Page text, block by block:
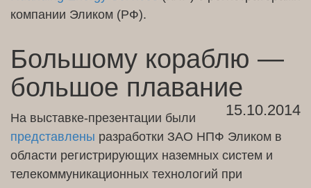
компании Эликом (РФ).
Большому кораблю —
большое плавание
15.10.2014
На выставке-презентации были
представлены разработки ЗАО НПФ Эликом в
области регистрирующих наземных систем и
телекоммуникационных технологий при